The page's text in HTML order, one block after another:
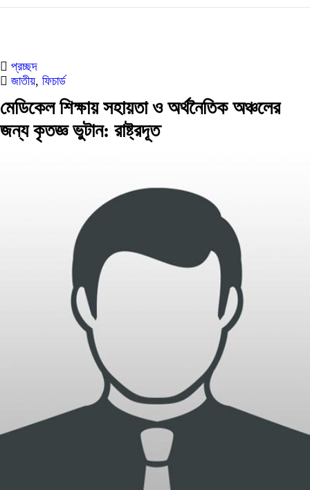
প্রচ্ছদ
জাতীয়, ফিচার্ড
মেডিকেল শিক্ষায় সহায়তা ও অর্থনৈতিক অঞ্চলের
জন্য কৃতজ্ঞ ভুটান: রাষ্ট্রদূত